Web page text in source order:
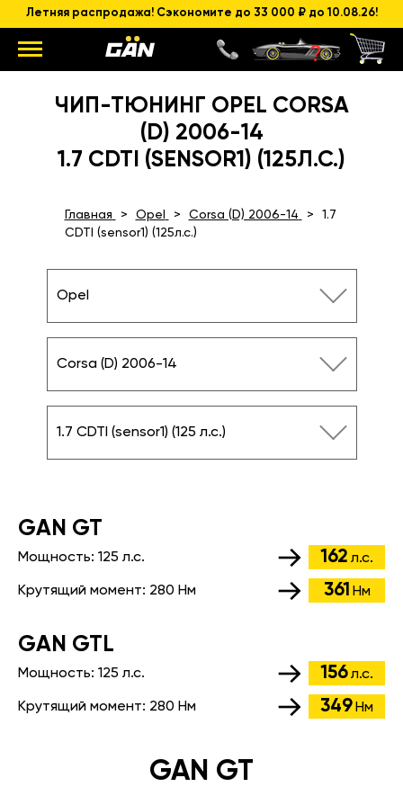
Летняя распродажа! Сэкономите до 33 000 ₽ до 10.08.26!
ЧИП-ТЮНИНГ OPEL CORSA
(D) 2006-14
1.7 CDTI (SENSOR1) (125Л.С.)
Главная Opel Corsa (D) 2006-14
1.7
CDTI (sensor1) (125л.с.)
Opel
Corsa (D) 2006-14
1.7 CDTI (sensor1) (125 л.с.)
GАN GT
Мощность: 125 л.с. 162 л.с.
Крутящий момент: 280 Нм 361 Нм
GАN GTL
Мощность: 125 л.с. 156л.с.
Крутящий момент: 280 Нм 349 Нм
GAN GT